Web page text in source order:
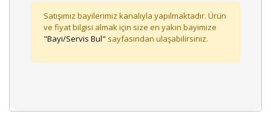
Satışımız bayilerimiz kanalıyla yapılmaktadır. Ürün
ve fiyat bilgisi almak için size en yakın bayimize
"Bayi/Servis Bul" sayfasından ulaşabilirsiniz.